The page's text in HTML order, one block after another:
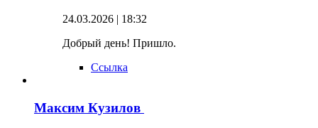
24.03.2026 | 18:32
Добрый день! Пришло.
Ссылка
Максим Кузилов